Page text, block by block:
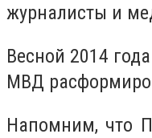
журналисты и
Весной 2014
МВД
Напомним, что